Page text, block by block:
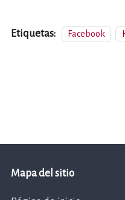
Etiquetas: Facebook
Mapa del sitio